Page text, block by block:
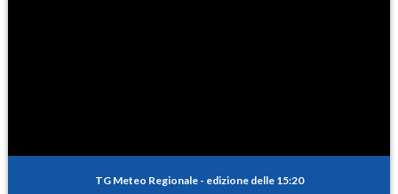
TG Meteo Regionale - edizione delle 15:20